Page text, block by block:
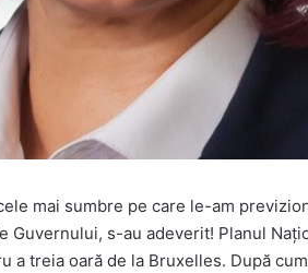
mai sumbre pe care le-am
s-au adeverit! Planul
a treia oară de la Bruxelles. După